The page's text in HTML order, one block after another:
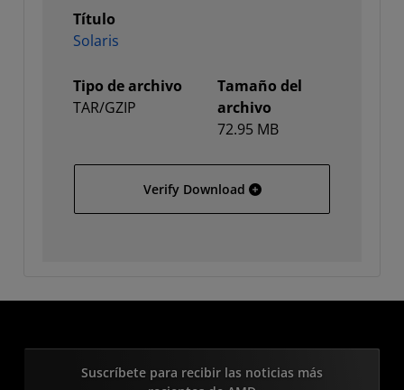
Título
Solaris
Tipo de archivo
TAR/GZIP
Tamaño del
archivo
72.95 MB
Verify Download Solaris
Suscríbete para recibir las noticias más